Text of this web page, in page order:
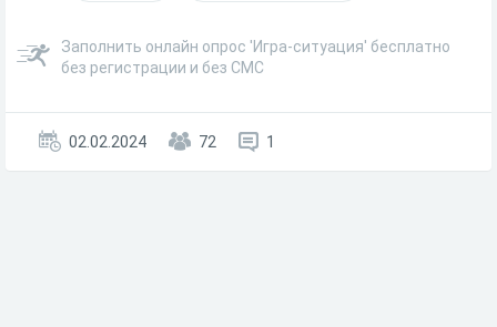
Заполнить онлайн опрос 'Игра-ситуация' бесплатно
без регистрации и без СМС
02.02.2024 72 1